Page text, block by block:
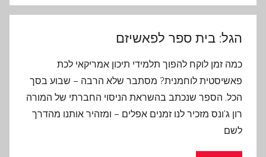
הגל: בית ספר לפאשיזם
כמה זמן לוקח להפוך תלמידי תיכון אמריקאי לכת
פאשיסטית לוחמנית? מסתבר שלא הרבה – שבוע בסך
הכל. הספר שנכתב בהשראת הניסוי החברתי של המורה
רון ג'ונס מזכיר לנו זמנים אפלים – ומזהיר אותנו מהדרך
לשם